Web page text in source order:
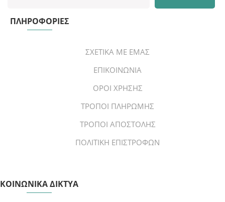
ΠΛΗΡΟΦΟΡΙΕΣ
ΣΧΕΤΙΚΑ ΜΕ ΕΜΑΣ
ΕΠΙΚΟΙΝΩΝΙΑ
ΟΡΟΙ ΧΡΗΣΗΣ
ΤΡΟΠΟΙ ΠΛΗΡΩΜΗΣ
ΤΡΟΠΟΙ ΑΠΟΣΤΟΛΗΣ
ΠΟΛΙΤΙΚΗ ΕΠΙΣΤΡΟΦΩΝ
ΚΟΙΝΩΝΙΚΑ ΔΙΚΤΥΑ